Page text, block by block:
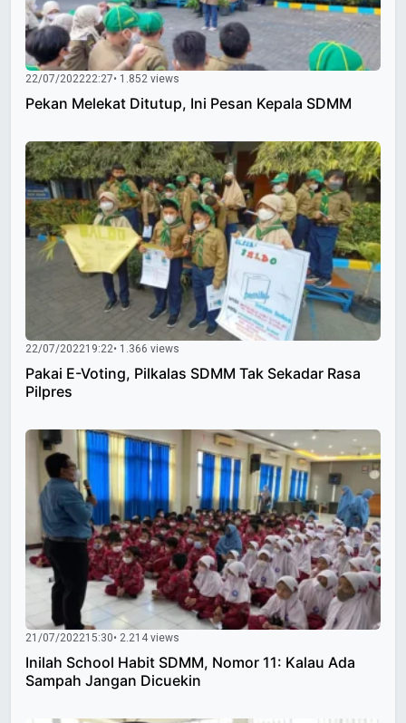
22/07/202222:27• 1.852 views
Pekan Melekat Ditutup, Ini Pesan Kepala SDMM
22/07/202219:22• 1.366 views
Pakai E-Voting, Pilkalas SDMM Tak Sekadar Rasa
Pilpres
21/07/202215:30• 2.214 views
Inilah School Habit SDMM, Nomor 11: Kalau Ada
Sampah Jangan Dicuekin